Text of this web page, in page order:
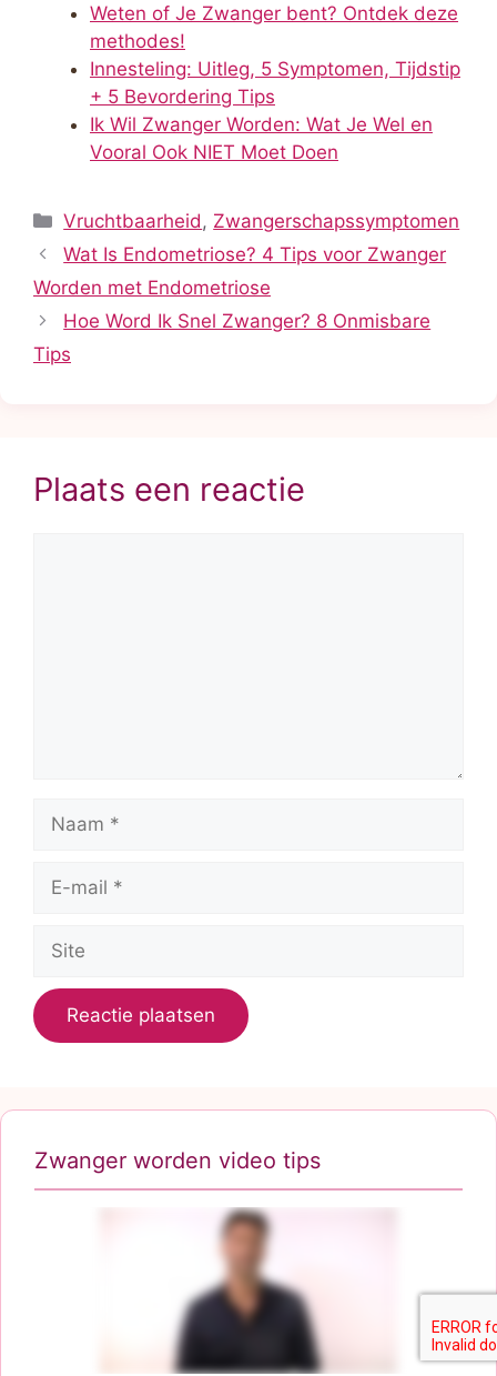
Weten of Je Zwanger bent? Ontdek deze
methodes!
Innesteling: Uitleg, 5 Symptomen, Tijdstip
+ 5 Bevordering Tips
Ik Wil Zwanger Worden: Wat Je Wel en
Vooral Ook NIET Moet Doen
Categorieën
Vruchtbaarheid , Zwangerschapssymptomen
Wat Is Endometriose? 4 Tips voor Zwanger
Worden met Endometriose
Hoe Word Ik Snel Zwanger? 8 Onmisbare
Tips
Plaats een reactie
mail
Zwanger worden video tips